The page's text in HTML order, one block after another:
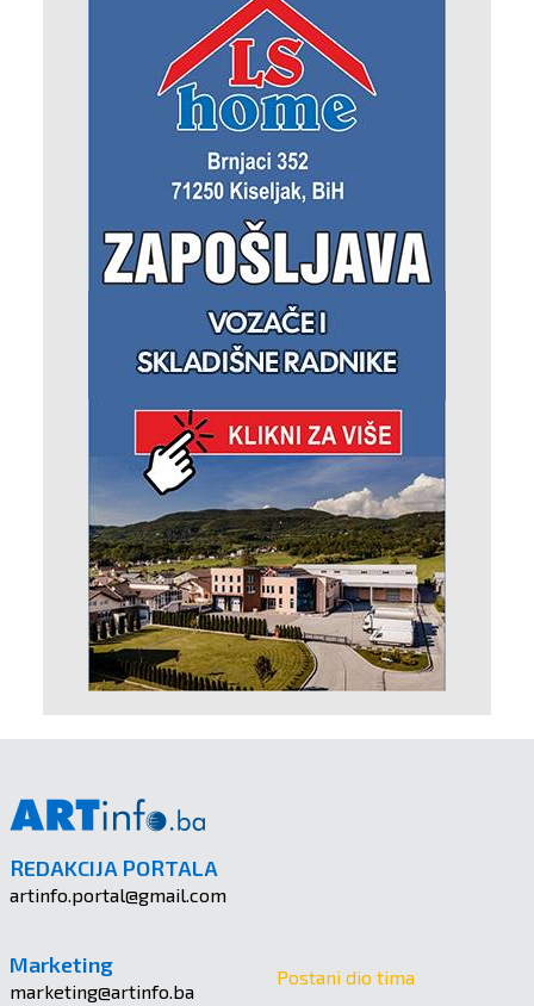
REDAKCIJA PORTALA
artinfo.portal@gmail.com
Marketing
marketing@artinfo.ba
Postani dio tima